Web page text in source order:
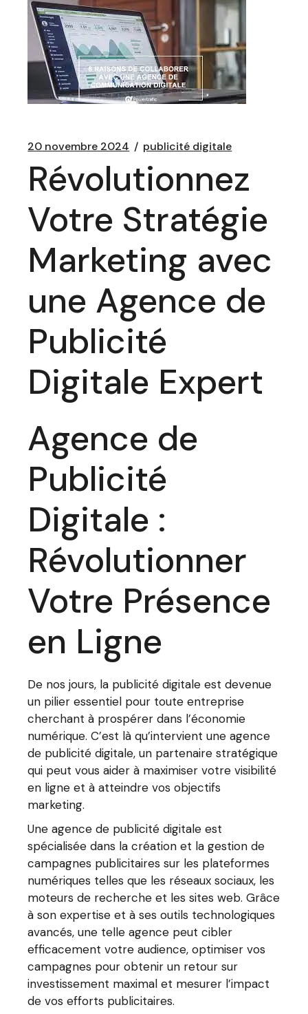
20 novembre 2024 publicité digitale
Révolutionnez
Votre Stratégie
Marketing avec
une Agence de
Publicité
Digitale Expert
Agence de
Publicité
Digitale :
Révolutionner
Votre Présence
en Ligne
De nos jours, la publicité digitale est devenue
un pilier essentiel pour toute entreprise
cherchant à prospérer dans l’économie
numérique. C’est là qu’intervient une agence
de publicité digitale, un partenaire stratégique
qui peut vous aider à maximiser votre visibilité
en ligne et à atteindre vos objectifs
marketing.
Une agence de publicité digitale est
spécialisée dans la création et la gestion de
campagnes publicitaires sur les plateformes
numériques telles que les réseaux sociaux, les
moteurs de recherche et les sites web. Grâce
à son expertise et à ses outils technologiques
avancés, une telle agence peut cibler
efficacement votre audience, optimiser vos
campagnes pour obtenir un retour sur
investissement maximal et mesurer l’impact
de vos efforts publicitaires.